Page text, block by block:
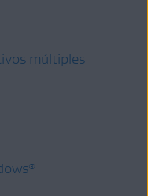
múltiples
®